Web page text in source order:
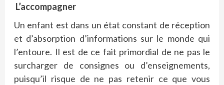
L’accompagner
Un enfant est dans un état constant de réception
et d’absorption d’informations sur le monde qui
l’entoure. Il est de ce fait primordial de ne pas le
surcharger de consignes ou d’enseignements,
puisqu’il risque de ne pas retenir ce que vous